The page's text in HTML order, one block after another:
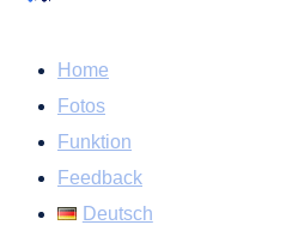
Home
Fotos
Funktion
Feedback
Deutsch